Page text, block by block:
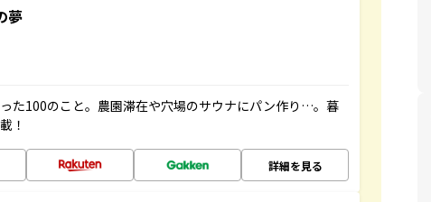
夢
た100のこと。農園滞在や穴場のサウナにパン作り…。暮
！
詳細を見る